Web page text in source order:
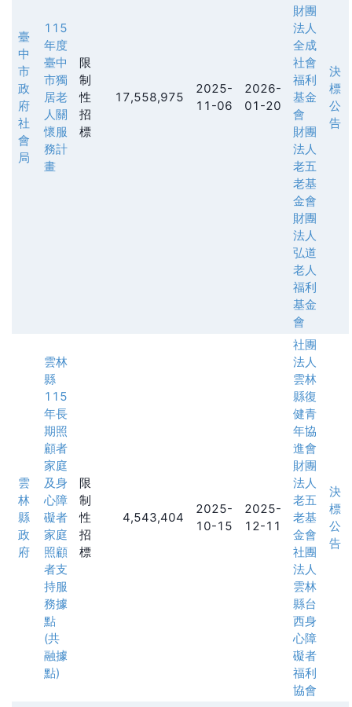
臺
中
市
政
府
社
會
局
115
年度
臺中
市獨
居老
人關
懷服
務計
畫
限
制
性
招
標
17,558,975
2025-
11-06
2026-
01-20
財團
法人
全成
社會
福利
基金
會
財團
法人
老五
老基
金會
財團
法人
弘道
老人
福利
基金
會
決
標
公
告
雲
林
縣
政
府
雲林
縣
115
年長
期照
顧者
家庭
及身
心障
礙者
家庭
照顧
者支
持服
務據
點
(共
融據
點)
限
制
性
招
標
4,543,404
2025-
10-15
2025-
12-11
社團
法人
雲林
縣復
健青
年協
進會
財團
法人
老五
老基
金會
社團
法人
雲林
縣台
西身
心障
礙者
福利
協會
決
標
公
告